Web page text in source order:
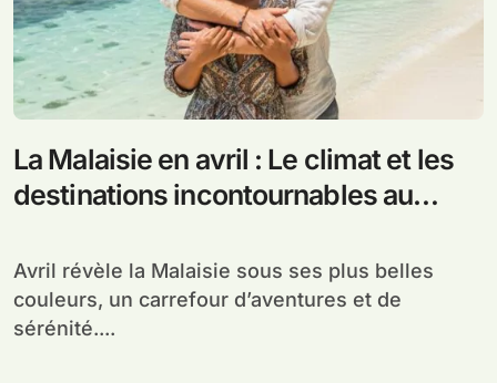
La Malaisie en avril : Le climat et les
destinations incontournables au
Avril révèle la Malaisie sous ses plus belles
couleurs, un carrefour d’aventures et de
sérénité....